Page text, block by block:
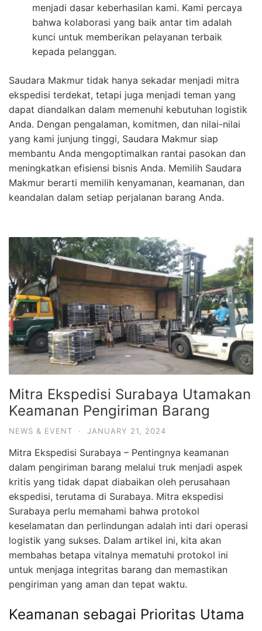
menjadi dasar keberhasilan kami. Kami percaya
bahwa kolaborasi yang baik antar tim adalah
kunci untuk memberikan pelayanan terbaik
kepada pelanggan.
Saudara Makmur tidak hanya sekadar menjadi mitra
ekspedisi terdekat, tetapi juga menjadi teman yang
dapat diandalkan dalam memenuhi kebutuhan logistik
Anda. Dengan pengalaman, komitmen, dan nilai-nilai
yang kami junjung tinggi, Saudara Makmur siap
membantu Anda mengoptimalkan rantai pasokan dan
meningkatkan efisiensi bisnis Anda. Memilih Saudara
Makmur berarti memilih kenyamanan, keamanan, dan
keandalan dalam setiap perjalanan barang Anda.
Mitra Ekspedisi Surabaya Utamakan
Keamanan Pengiriman Barang
NEWS & EVENT · JANUARY 21, 2024
Mitra Ekspedisi Surabaya – Pentingnya keamanan
dalam pengiriman barang melalui truk menjadi aspek
kritis yang tidak dapat diabaikan oleh perusahaan
ekspedisi, terutama di Surabaya. Mitra ekspedisi
Surabaya perlu memahami bahwa protokol
keselamatan dan perlindungan adalah inti dari operasi
logistik yang sukses. Dalam artikel ini, kita akan
membahas betapa vitalnya mematuhi protokol ini
untuk menjaga integritas barang dan memastikan
pengiriman yang aman dan tepat waktu.
Keamanan sebagai Prioritas Utama